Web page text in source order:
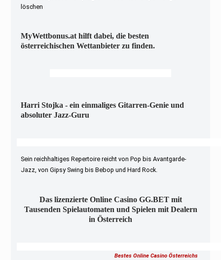
löschen
MyWettbonus.at hilft dabei, die besten
österreichischen Wettanbieter zu finden.
Harri Stojka - ein einmaliges Gitarren-Genie und
absoluter Jazz-Guru
Sein reichhaltiges Repertoire reicht von Pop bis Avantgarde-
Jazz, von Gipsy Swing bis Bebop und Hard Rock.
Das lizenzierte Online Casino GG.BET mit
Tausenden Spielautomaten und Spielen mit Dealern
in Österreich
Bestes Online Casino Österreichs